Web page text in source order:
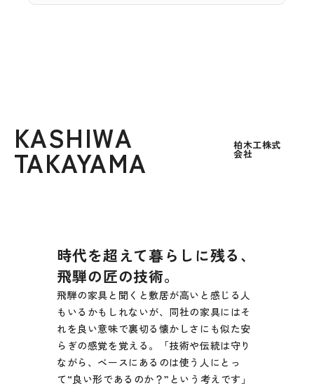
KASHIWA
TAKAYAMA 柏木工株式
会社
時代を超えて暮らしに残る、
飛騨の匠の技術。
飛騨の家具と聞くと敷居が高いと感じる人
もいるかもしれないが、同社の家具にはそ
れを良い意味で裏切る懐かしさにも似た安
らぎの感覚を覚える。「技術や伝統は守り
ながら、ベースにあるのは使う人にとっ
て“良い形であるのか？”という考えです」